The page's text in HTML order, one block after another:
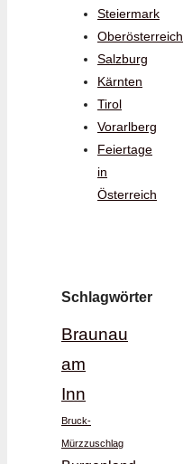
Steiermark
Oberösterreich
Salzburg
Kärnten
Tirol
Vorarlberg
Feiertage
in
Österreich
Schlagwörter
Braunau
am
Inn
Bruck-
Mürzzuschlag